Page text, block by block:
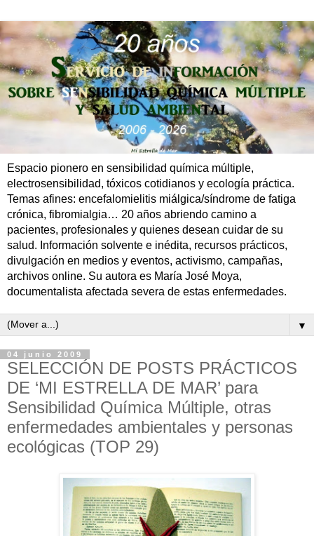
Espacio pionero en sensibilidad química múltiple,
electrosensibilidad, tóxicos cotidianos y ecología práctica.
Temas afines: encefalomielitis miálgica/síndrome de fatiga
crónica, fibromialgia… 20 años abriendo camino a
pacientes, profesionales y quienes desean cuidar de su
salud. Información solvente e inédita, recursos prácticos,
divulgación en medios y eventos, activismo, campañas,
archivos online. Su autora es María José Moya,
documentalista afectada severa de estas enfermedades.
▼
04 junio 2009
SELECCIÓN DE POSTS PRÁCTICOS
DE ‘MI ESTRELLA DE MAR’ para
Sensibilidad Química Múltiple, otras
enfermedades ambientales y personas
ecológicas (TOP 29)